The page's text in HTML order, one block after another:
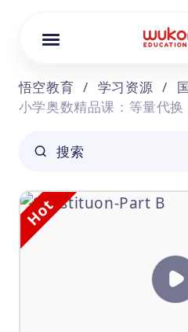
悟空教育 / 学习资源 /
小学奥数精品课：等量代换
搜索
Hot